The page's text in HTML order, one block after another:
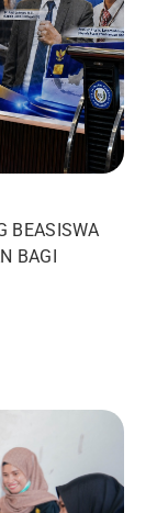
BEASISWA
BAGI